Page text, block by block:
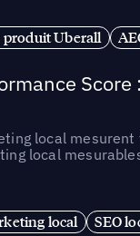
produit Uberall
local
local
local SEO